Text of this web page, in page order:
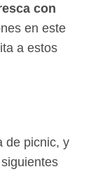
con
en este
a estos
de picnic, y